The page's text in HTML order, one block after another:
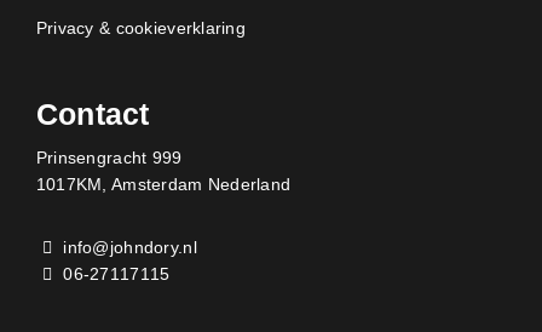
Privacy & cookieverklaring
Contact
Prinsengracht 999
1017KM, Amsterdam Nederland
info@johndory.nl
06-27117115